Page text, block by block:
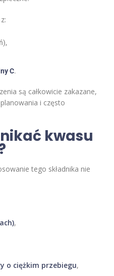
C.
są całkowicie zakazane,
i często
kwasu
tego składnika nie
,
o ciężkim przebiegu,